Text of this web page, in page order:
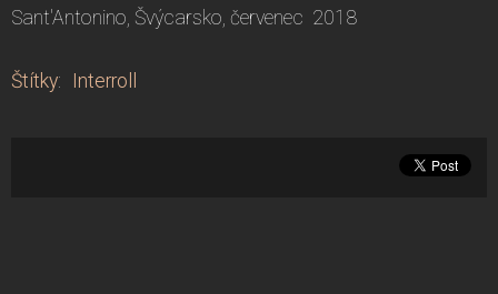
Sant'Antonino, Švýcarsko, červenec 2018
Štítky: Interroll